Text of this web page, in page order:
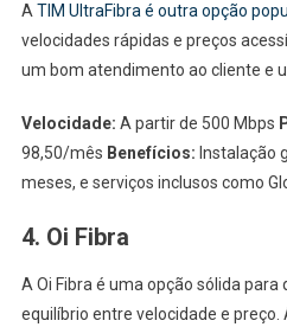
A TIM UltraFibra é outra opção
velocidades rápidas e preços
um bom atendimento ao cliente e
Velocidade: A partir de 500 Mbps
98,50/mês Benefícios: Instalação
meses, e serviços inclusos como
4. Oi Fibra
A Oi Fibra é uma opção sólida
equilíbrio entre velocidade e preço.